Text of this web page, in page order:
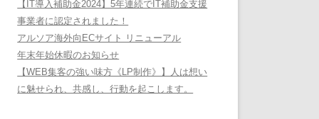
【IT導入補助金2024】5年連続でIT補助金支援
事業者に認定されました！
アルソア海外向ECサイト リニューアル
年末年始休暇のお知らせ
【WEB集客の強い味方《LP制作》】人は想い
に魅せられ、共感し、行動を起こします。